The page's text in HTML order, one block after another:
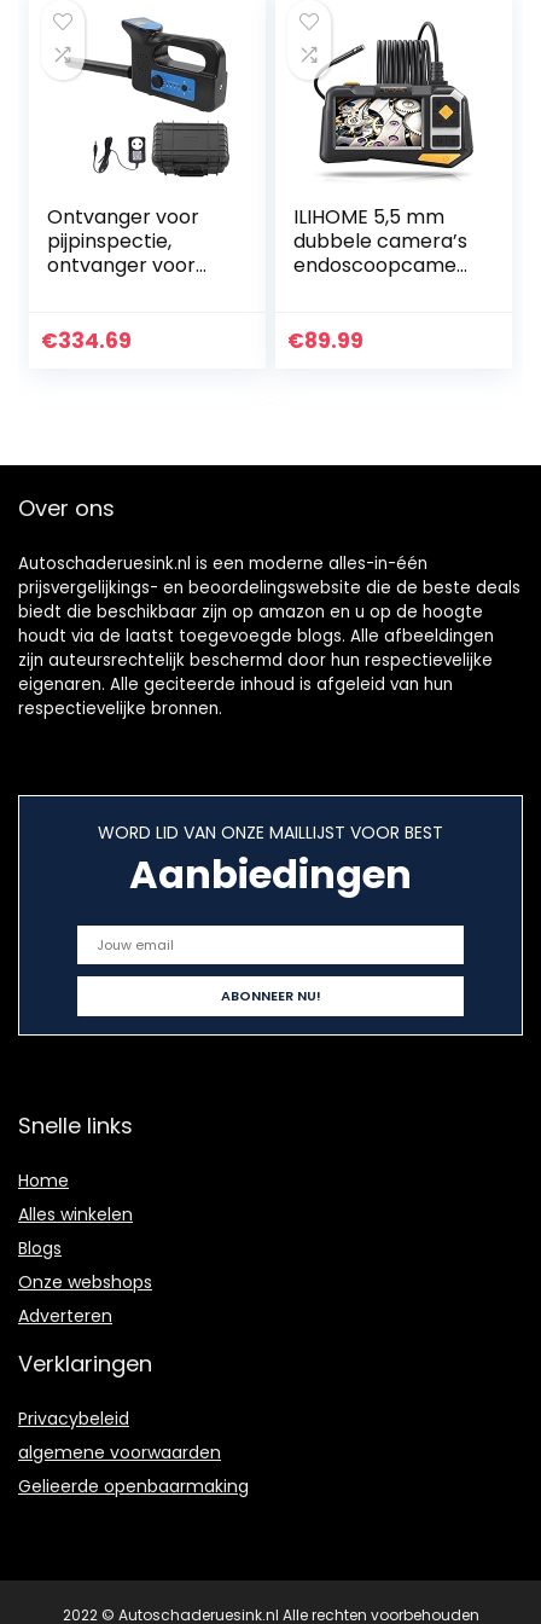
Ontvanger voor
pijpinspectie,
ontvanger voor
100-240 V Hoge
€334.69
ILIHOME 5,5 mm
dubbele camera’s
endoscoopcamer
camera, dual lens-
€89.99
Over ons
Autoschaderuesink.nl is een moderne alles-in-één
prijsvergelijkings- en beoordelingswebsite die de beste deals
biedt die beschikbaar zijn op amazon en u op de hoogte
houdt via de laatst toegevoegde blogs. Alle afbeeldingen
zijn auteursrechtelijk beschermd door hun respectievelijke
eigenaren. Alle geciteerde inhoud is afgeleid van hun
respectievelijke bronnen.
WORD LID VAN ONZE MAILLIJST VOOR BEST
Aanbiedingen
Snelle links
Home
Alles winkelen
Blogs
Onze webshops
Adverteren
Verklaringen
Privacybeleid
algemene voorwaarden
Gelieerde openbaarmaking
2022 © Autoschaderuesink.nl Alle rechten voorbehouden